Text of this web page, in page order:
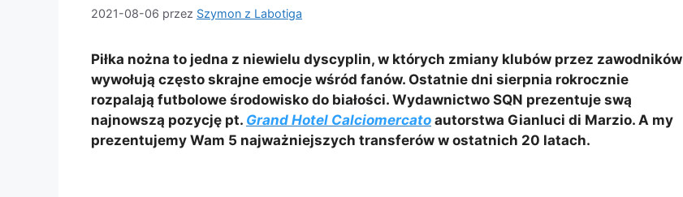
2021-08-06 przez Szymon z Labotiga
Piłka nożna to jedna z niewielu dyscyplin, w których zmiany klubów przez zawodników
wywołują często skrajne emocje wśród fanów. Ostatnie dni sierpnia rokrocznie
rozpalają futbolowe środowisko do białości. Wydawnictwo SQN prezentuje swą
najnowszą pozycję pt. Grand Hotel Calciomercato autorstwa Gianluci di Marzio. A my
prezentujemy Wam 5 najważniejszych transferów w ostatnich 20 latach.